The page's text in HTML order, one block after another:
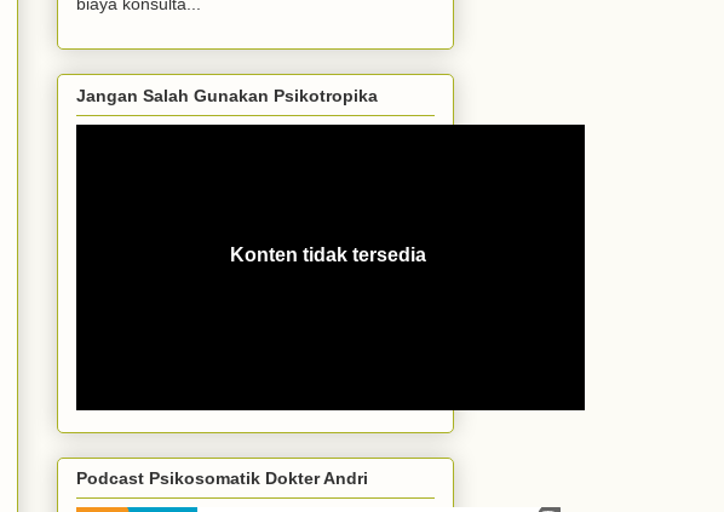
Jangan Salah Gunakan Psikotropika
Podcast Psikosomatik Dokter Andri